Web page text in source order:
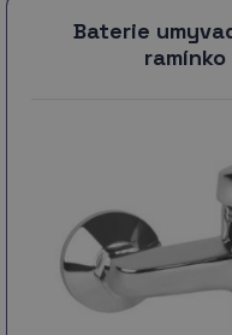
Baterie
ramínko